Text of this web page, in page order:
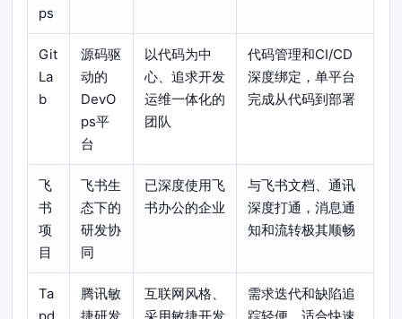
ps
Git
La
b
源码驱
动的
DevO
ps平
台
以代码为中
心、追求开发
运维一体化的
团队
代码管理和CI/CD
深度绑定，单平台
完成从代码到部署
飞
书
项
目
飞书生
态下的
研发协
同
已深度使用飞
书办公的企业
与飞书文档、通讯
深度打通，消息通
知和流转极其顺畅
Ta
腾讯敏
互联网风格、
需求迭代和缺陷追